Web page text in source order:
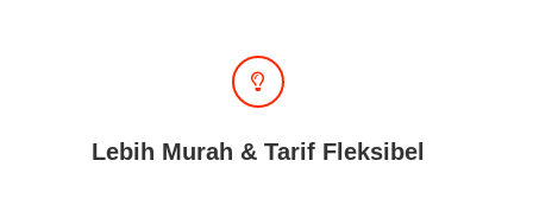
Lebih Murah & Tarif Fleksibel